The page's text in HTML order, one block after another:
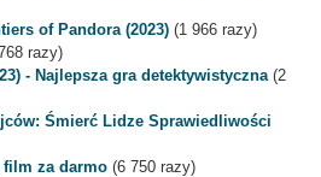
of Pandora (2023) (1 966 razy)
razy)
- Najlepsza gra detektywistyczna(2
Śmierć Lidze Sprawiedliwości
film za darmo (6 750 razy)